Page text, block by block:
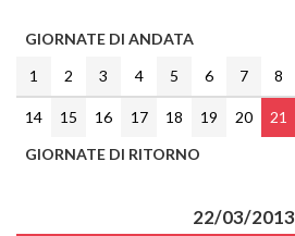
GIORNATE DI ANDATA
1
2 3 4 5 6 7 8
14 15 16 17 18 19 20 21
GIORNATE DI RITORNO
22/03/2013